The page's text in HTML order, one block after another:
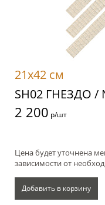
21x42 см
SH02 ГНЕЗДО /
2 200 р/шт
Цена будет уточнена
зависимости от
Добавить в корзину